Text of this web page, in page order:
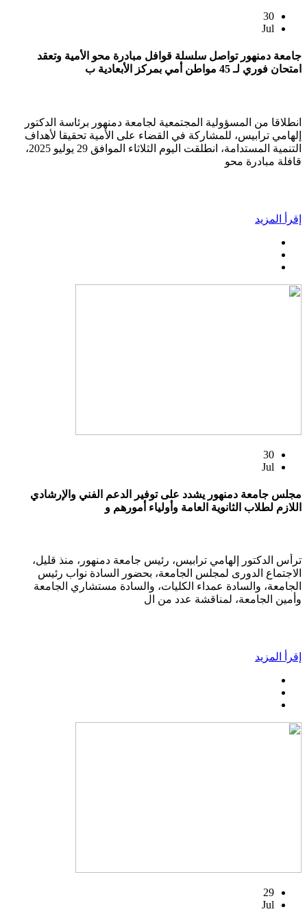
30
Jul
جامعة دمنهور تواصل سلسلة قوافل مبادرة محو الأمية وتعقد
امتحان فوري لـ 45 مواطن أمي بمركز الأبعادية ب
انطلاقا من المسؤولية المجتمعية لجامعة دمنهور برئاسة الدكتور
إلهامي ترابيس، للمشاركة في القضاء على الأمية تحقيقا لأهداف
التنمية المستدامة، انطلقت اليوم الثلاثاء الموافق 29 يوليو 2025،
قافلة مبادرة محو
إقرأ المزيد
30
Jul
مجلس جامعة دمنهور يشدد على توفير الدعم الفني والإرشادي
اللازم لطلاب الثانوية العامة وأولياء أمورهم و
ترأس الدكتور إلهامي ترابيس، رئيس جامعة دمنهور، منذ قليل،
الاجتماع الدورى لمجلس الجامعة، بحضور السادة نواب رئيس
الجامعة، والسادة عمداء الكليات، والسادة مستشاري الجامعة
وأمين الجامعة، لمناقشة عدد من ال
إقرأ المزيد
29
Jul